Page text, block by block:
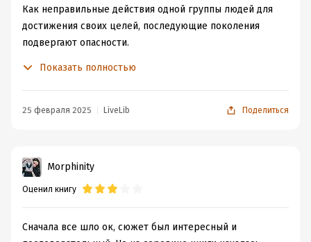
Как неправильные действия одной группы людей для
достижения своих целей, последующие поколения
подвергают опасности.
вынося на государственный уровень.
Нельзя винить " неудачный эксперимент " что они как
все здравомыслящие существа захотели выжить, а
также защитить свое будущее потомство.
он причиняя сильную боль и страдания своей дочери
Показать полностью
25 февраля 2025 LiveLib Поделиться
Morphinity
Оценил книгу
Сначала все шло ок, сюжет был интересный и